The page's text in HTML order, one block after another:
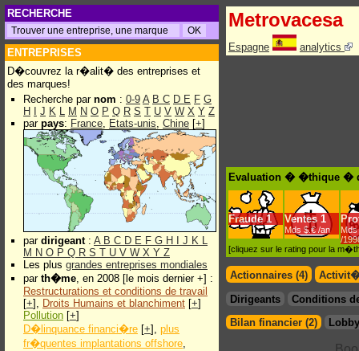
RECHERCHE
ENTREPRISES
D�couvrez la r�alit� des entreprises et
des marques!
Recherche par nom : 0-9 A B C D E F G
H
J K L M N O P Q R S T U V W X Y Z
par pays: France, Etats-unis, Chine [+]
par dirigeant: A B C D E F G H J K L
M N O P Q R S T U V W X Y Z
Les plus grandes entreprises mondiales
par th�me, en 2008 [le mois dernier +] :
Restructurations et conditions de travail
[+], Droits Humains et blanchiment [+]
Pollution [+]
D�linquance financi�re [+], plus
fr�quentes implantations offshore,
Metrovacesa
Espagne analytics
Evaluation � �thique �
Fraude 1 Ventes 1
Mds $.€ /an
/
[cliquez sur le rating pour la
Actionnaires (4)
Dirigeants
Conditions
Bilan financier (2)